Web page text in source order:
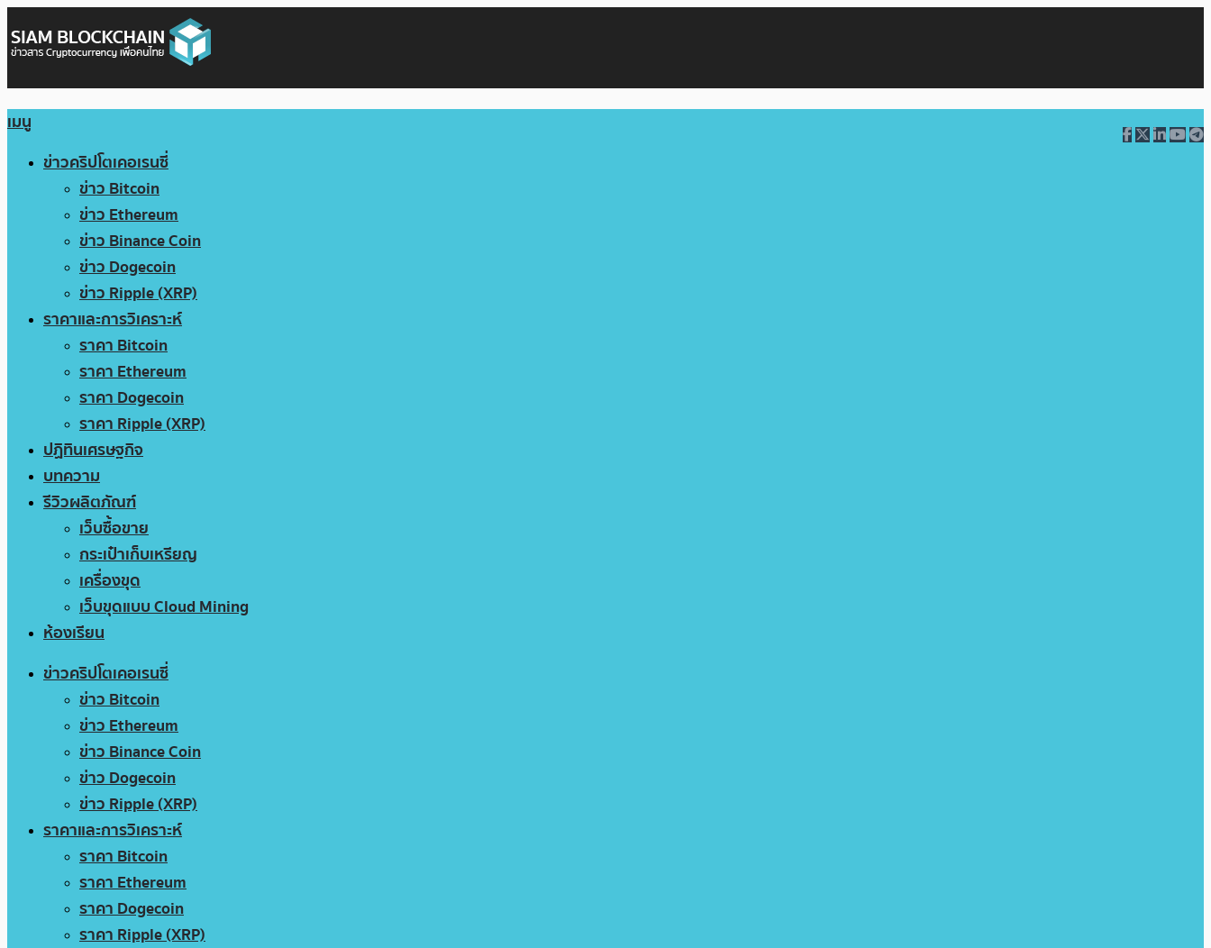
เมนู
ข่าวคริปโตเคอเรนซี่
ข่าว Bitcoin
ข่าว Ethereum
ข่าว Binance Coin
ข่าว Dogecoin
ข่าว Ripple (XRP)
ราคาและการวิเคราะห์
ราคา Bitcoin
ราคา Ethereum
ราคา Dogecoin
ราคา Ripple (XRP)
ปฏิทินเศรษฐกิจ
บทความ
รีวิวผลิตภัณฑ์
เว็บซื้อขาย
กระเป๋าเก็บเหรียญ
เครื่องขุด
เว็บขุดแบบ Cloud Mining
ห้องเรียน
ข่าวคริปโตเคอเรนซี่
ข่าว Bitcoin
ข่าว Ethereum
ข่าว Binance Coin
ข่าว Dogecoin
ข่าว Ripple (XRP)
ราคาและการวิเคราะห์
ราคา Bitcoin
ราคา Ethereum
ราคา Dogecoin
ราคา Ripple (XRP)